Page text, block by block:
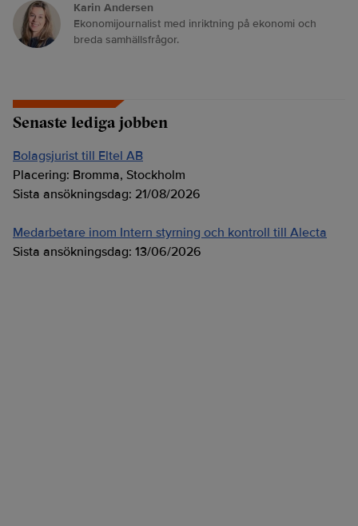
Karin Andersen
Ekonomijournalist med inriktning på ekonomi och
breda samhällsfrågor.
Senaste lediga jobben
Bolagsjurist till Eltel AB
Placering: Bromma, Stockholm
Sista ansökningsdag: 21/08/2026
Medarbetare inom Intern styrning och kontroll till Alecta
Sista ansökningsdag: 13/06/2026